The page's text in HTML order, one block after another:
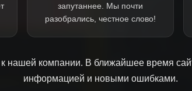
запутаннее. Мы почти
разобрались, честное слово!
нашей компании. В ближайшее время
информацией и новыми ошибками.